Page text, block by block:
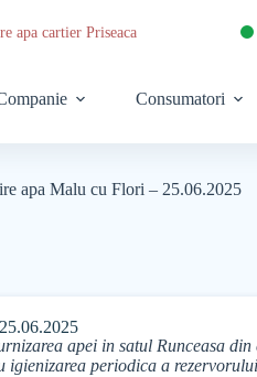
apa cartier Priseaca
Consumatori
apa Malu cu Flori – 25.06.2025
apei in satul Runceasa
igienizarea periodica a